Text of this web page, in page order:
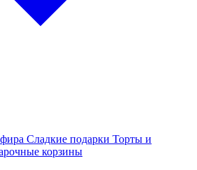
Сладкие подарки Торты и
корзины